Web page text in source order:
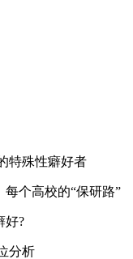
特殊性癖好者
个高校的“保研路”
好?
分析